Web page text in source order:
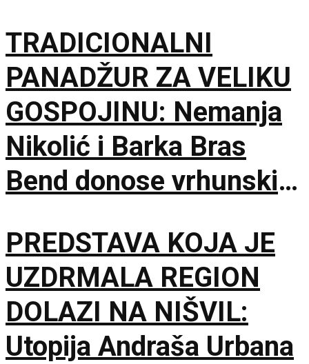
TRADICIONALNI
PANADŽUR ZA VELIKU
GOSPOJINU: Nemanja
Nikolić i Barka Bras
Bend donose vrhunski
PREDSTAVA KOJA JE
UZDRMALA REGION
DOLAZI NA NIŠVIL:
Utopija Andraša Urbana